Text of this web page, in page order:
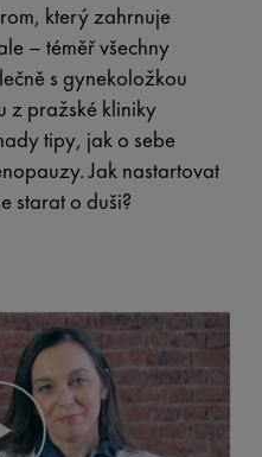
který zahrnuje
– téměř všechny
s gynekoložkou
z pražské kliniky
tipy, jak o sebe
Jak nastartovat
starat o duši?